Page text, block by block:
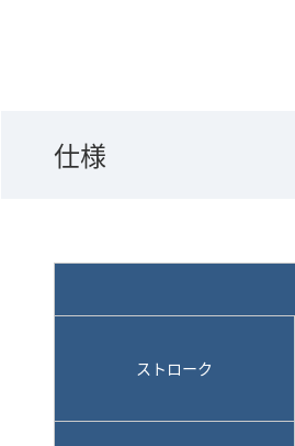
仕様
ストローク